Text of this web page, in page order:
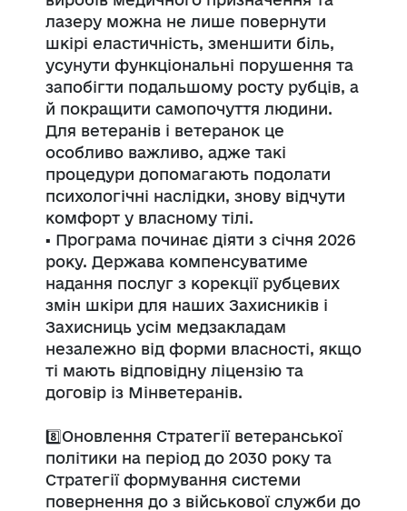
лазеру можна не лише повернути
шкірі еластичність, зменшити біль,
усунути функціональні порушення та
запобігти подальшому росту рубців, а
й покращити самопочуття людини.
Для ветеранів і ветеранок це
особливо важливо, адже такі
процедури допомагають подолати
психологічні наслідки, знову відчути
комфорт у власному тілі.
▪️ Програма починає діяти з січня 2026
року. Держава компенсуватиме
надання послуг з корекції рубцевих
змін шкіри для наших Захисників і
Захисниць усім медзакладам
незалежно від форми власності, якщо
ті мають відповідну ліцензію та
договір із Мінветеранів.
8️⃣Оновлення Стратегії ветеранської
політики на період до 2030 року та
Стратегії формування системи
повернення до з військової служби до